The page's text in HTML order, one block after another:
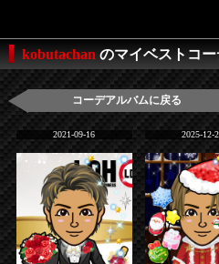
kobutachan のマイベストコ
コーデアルバムに戻る
2021-09-16 2025-12-